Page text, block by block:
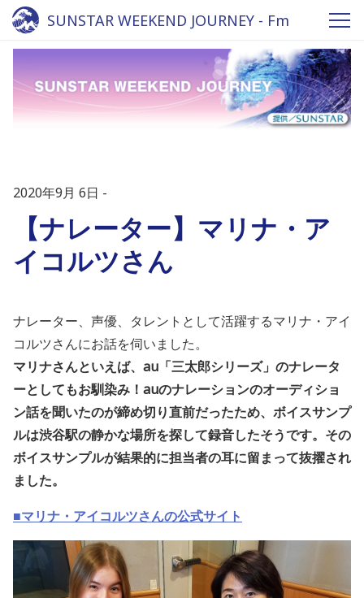
SUNSTAR WEEKEND JOURNEY - Fm
yokohama 84.7
2020年9月 6日
【ナレーター】マリナ・ア
イコルツさん
ナレーター、声優、タレントとして活躍するマリナ・アイ
コルツさんにお話を伺いました。
マリナさんといえば、au「三太郎シリーズ」のナレータ
ーとしてもお馴染み！auのナレーションのオーディショ
ン話を聞いたのが締め切り直前だったため、ボイスサンプ
ルは渋谷駅の静かな場所を探して録音したそうです。その
ボイスサンプルが結果的に担当者の耳に留まって抜擢され
ました。
■マリナ・アイコルツさんの公式サイト